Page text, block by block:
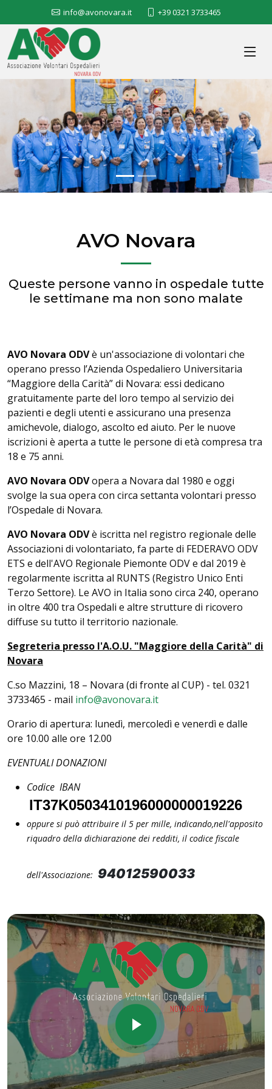
info@avonovara.it +39 0321 3733465
Previous Next
AVO Novara
Queste persone vanno in ospedale tutte
le settimane ma non sono malate
AVO Novara ODVè un'associazione di volontari che
operano presso l’Azienda Ospedaliero Universitaria
“Maggiore della Carità” di Novara: essi dedicano
gratuitamente parte del loro tempo al servizio dei
pazienti e degli utenti e assicurano una presenza
amichevole, dialogo, ascolto ed aiuto. Per le nuove
iscrizioni è aperta a tutte le persone di età compresa tra
18 e 75 anni.
AVO Novara ODVopera a Novara dal 1980 e oggi
svolge la sua opera con circa settanta volontari presso
l’Ospedale di Novara.
AVO Novara ODVè iscritta nel registro regionale delle
Associazioni di volontariato, fa parte di FEDERAVO ODV
ETS e dell'AVO Regionale Piemonte ODV e dal 2019 è
regolarmente iscritta al RUNTS (Registro Unico Enti
Terzo Settore). Le AVO in Italia sono circa 240, operano
in oltre 400 tra Ospedali e altre strutture di ricovero
diffuse su tutto il territorio nazionale.
Segreteria presso l'A.O.U. "Maggiore della Carità" di
Novara
C.so Mazzini, 18 – Novara (di fronte al CUP) - tel. 0321
3733465 - mail info@avonovara.it
Orario di apertura: lunedì, mercoledì e venerdì e dalle
ore 10.00 alle ore 12.00
EVENTUALI DONAZIONI
Codice IBAN
IT37K0503410196000000019226
oppure si può attribuire il 5 per mille, indicando,nell'apposito
riquadro della dichiarazione dei redditi, il codice fiscale
dell'Associazione: 94012590033